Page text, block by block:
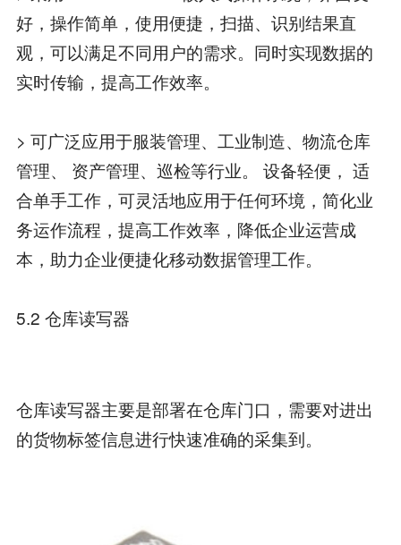
好，操作简单，使用便捷，扫描、识别结果直
观，可以满足不同用户的需求。同时实现数据的
实时传输，提高工作效率。
> 可广泛应用于服装管理、工业制造、物流仓库
管理、 资产管理、巡检等行业。 设备轻便， 适
合单手工作，可灵活地应用于任何环境，简化业
务运作流程，提高工作效率，降低企业运营成
本，助力企业便捷化移动数据管理工作。
5.2 仓库读写器
仓库读写器主要是部署在仓库门口，需要对进出
的货物标签信息进行快速准确的采集到。